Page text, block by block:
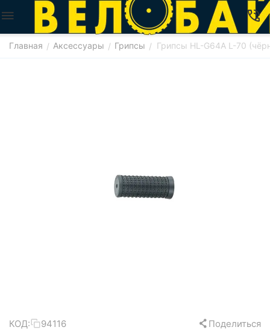
Главная / Аксессуары / Грипсы / Грипсы HL-G64A L-70
КОД: 94116 Поделиться